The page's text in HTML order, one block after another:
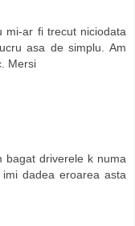
mi-ar fi trecut niciodata
asa de simplu. Am
Mersi
bagat driverele k numa
dadea eroarea asta